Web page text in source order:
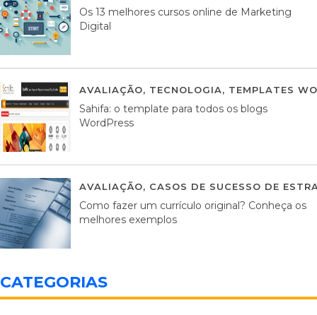
Os 13 melhores cursos online de Marketing
Digital
AVALIAÇÃO, TECNOLOGIA, TEMPLATES
Sahifa: o template para todos os blogs
WordPress
AVALIAÇÃO, CASOS DE SUCESSO DE
Como fazer um currículo original? Conheça os
melhores exemplos
CATEGORIAS